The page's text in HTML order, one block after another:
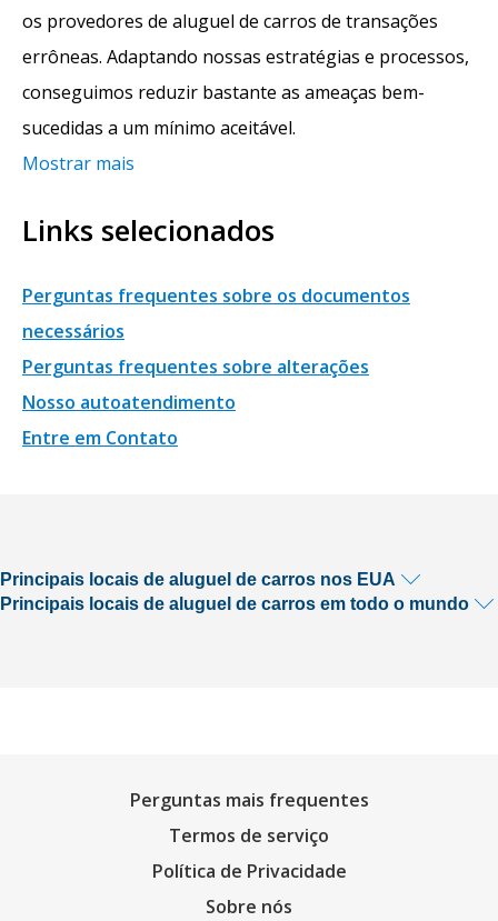
os provedores de aluguel de carros de transações
errôneas. Adaptando nossas estratégias e processos,
conseguimos reduzir bastante as ameaças bem-
sucedidas a um mínimo aceitável.
Mostrar mais
Links selecionados
Perguntas frequentes sobre os documentos
necessários
Perguntas frequentes sobre alterações
Nosso autoatendimento
Entre em Contato
Principais locais de aluguel de carros nos EUA
Principais locais de aluguel de carros em todo o mundo
Perguntas mais frequentes
Termos de serviço
Política de Privacidade
Sobre nós